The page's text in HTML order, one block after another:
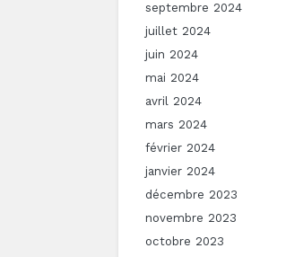
septembre 2024
juillet 2024
juin 2024
mai 2024
avril 2024
mars 2024
février 2024
janvier 2024
décembre 2023
novembre 2023
octobre 2023